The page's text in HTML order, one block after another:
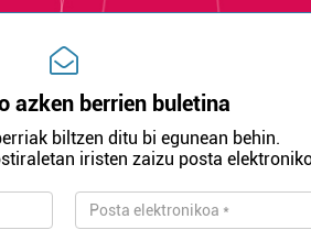
azken berrien buletina
biltzen ditu bi egunean behin.
iristen zaizu posta